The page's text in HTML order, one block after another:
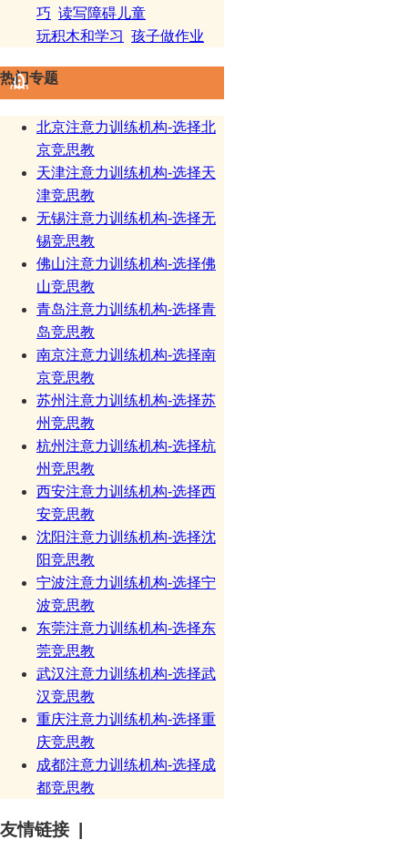
巧 读写障碍儿童
玩积木和学习 孩子做作业
热门专题
北京注意力训练机构-选择北
京竞思教
天津注意力训练机构-选择天
津竞思教
无锡注意力训练机构-选择无
锡竞思教
佛山注意力训练机构-选择佛
山竞思教
青岛注意力训练机构-选择青
岛竞思教
南京注意力训练机构-选择南
京竞思教
苏州注意力训练机构-选择苏
州竞思教
杭州注意力训练机构-选择杭
州竞思教
西安注意力训练机构-选择西
安竞思教
沈阳注意力训练机构-选择沈
阳竞思教
宁波注意力训练机构-选择宁
波竞思教
东莞注意力训练机构-选择东
莞竞思教
武汉注意力训练机构-选择武
汉竞思教
重庆注意力训练机构-选择重
庆竞思教
成都注意力训练机构-选择成
都竞思教
友情链接 |